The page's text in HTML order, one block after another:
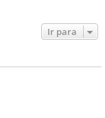
Ir para